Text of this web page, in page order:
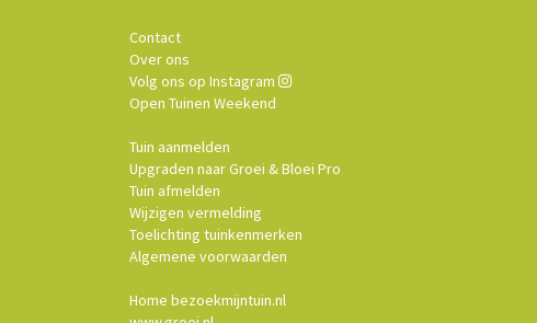
Contact
Over ons
Volg ons op Instagram
Open Tuinen Weekend
Tuin aanmelden
Upgraden naar Groei & Bloei Pro
Tuin afmelden
Wijzigen vermelding
Toelichting tuinkenmerken
Algemene voorwaarden
Home bezoekmijntuin.nl